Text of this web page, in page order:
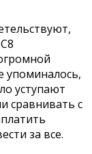
упоминалось,
уступают
сравнивать с
за все.